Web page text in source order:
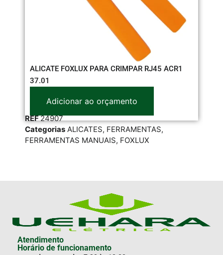
ALICATE FOXLUX PARA CRIMPAR RJ45 ACR1
37.01
Adicionar ao orçamento
REF24907
Categorias ALICATES, FERRAMENTAS,
FERRAMENTAS MANUAIS, FOXLUX
Atendimento
Horário de funcionamento